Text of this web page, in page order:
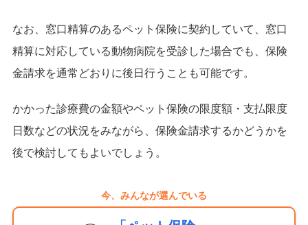
なお、窓口精算のあるペット保険に契約していて、窓口
精算に対応している動物病院を受診した場合でも、保険
金請求を通常どおりに後日行うことも可能です。
かかった診療費の金額やペット保険の限度額・支払限度
日数などの状況をみながら、保険金請求するかどうかを
後で検討してもよいでしょう。
今、みんなが選んでいる